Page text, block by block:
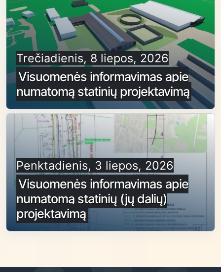
Trečiadienis, 8 liepos, 2026
Visuomenės informavimas apie
numatomą statinių projektavimą
Penktadienis, 3 liepos, 2026
Visuomenės informavimas apie
numatomą statinių (jų dalių)
projektavimą